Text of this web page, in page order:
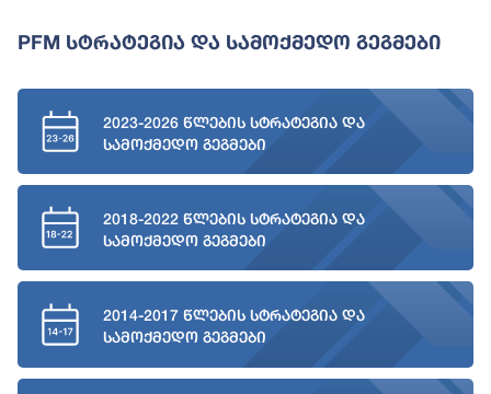
PFM Სტრატეგია Და Სამოქმედო Გეგმები
2023-2026 წლების სტრატეგია და
სამოქმედო გეგმები
2018-2022 წლების სტრატეგია და
სამოქმედო გეგმები
2014-2017 წლების სტრატეგია და
სამოქმედო გეგმები